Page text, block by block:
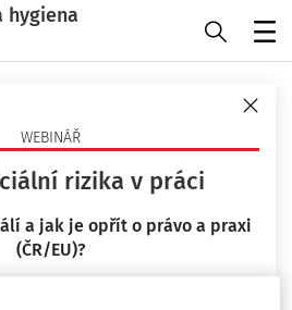
hygiena
WEBINÁŘ
rizika v práci
a jak je opřít o právo a praxi
(ČR/EU)?
ERGONOMIE A PRACOVNÍ PROSTŘEDÍ
PREVENCE
A TECHNICKÁ ZAŘÍZENÍ, NÁŘADÍ
CHEMICKÉ LÁTKY
OOPP
RIZIK + PŘIDAT VLASTNÍ